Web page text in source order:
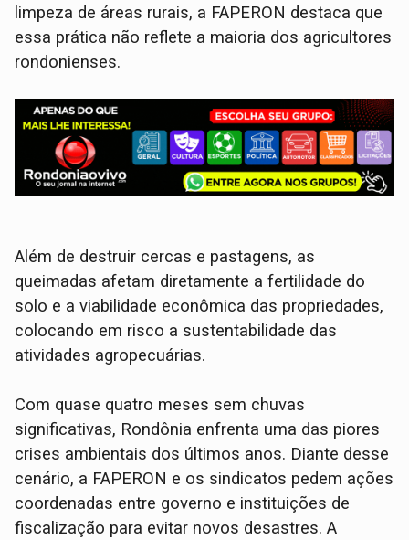
limpeza de áreas rurais, a FAPERON destaca que
essa prática não reflete a maioria dos agricultores
rondonienses.
Além de destruir cercas e pastagens, as
queimadas afetam diretamente a fertilidade do
solo e a viabilidade econômica das propriedades,
colocando em risco a sustentabilidade das
atividades agropecuárias.
Com quase quatro meses sem chuvas
significativas, Rondônia enfrenta uma das piores
crises ambientais dos últimos anos. Diante desse
cenário, a FAPERON e os sindicatos pedem ações
coordenadas entre governo e instituições de
fiscalização para evitar novos desastres. A